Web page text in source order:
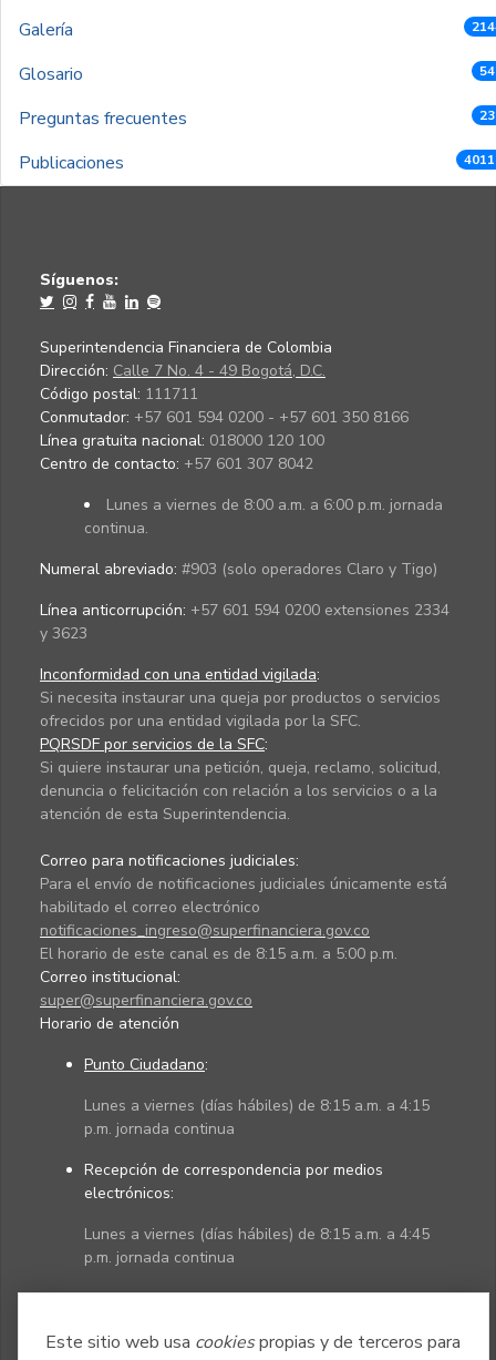
Este sitio web usa cookiespropias y de terceros para
Galería
Glosario
Preguntas frecuentes
Publicaciones
Síguenos:
Superintendencia Financiera de Colombia
Dirección: Calle 7 No. 4 - 49 Bogotá, D.C.
Código postal: 111711
Conmutador: +57 601 594 0200 - +57 601 350 8166
Línea gratuita nacional: 018000 120 100
Centro de contacto: +57 601 307 8042
Lunes a viernes de 8:00 a.m. a 6:00 p.m. jornada
continua.
Numeral abreviado: #903 (solo operadores Claro y Tigo)
Línea anticorrupción: +57 601 594 0200 extensiones 2334
y 3623
Inconformidad con una entidad vigilada:
Si necesita instaurar una queja por productos o servicios
ofrecidos por una entidad vigilada por la SFC.
PQRSDF por servicios de la SFC:
Si quiere instaurar una petición, queja, reclamo, solicitud,
denuncia o felicitación con relación a los servicios o a la
atención de esta Superintendencia.
Correo para notificaciones judiciales:
Para el envío de notificaciones judiciales únicamente está
habilitado el correo electrónico
notificaciones_ingreso@superfinanciera.gov.co
El horario de este canal es de 8:15 a.m. a 5:00 p.m.
Correo institucional:
super@superfinanciera.gov.co
Horario de atención
Punto Ciudadano:
Lunes a viernes (días hábiles) de 8:15 a.m. a 4:15
p.m. jornada continua
Recepción de correspondencia por medios
electrónicos:
Lunes a viernes (días hábiles) de 8:15 a.m. a 4:45
p.m. jornada continua